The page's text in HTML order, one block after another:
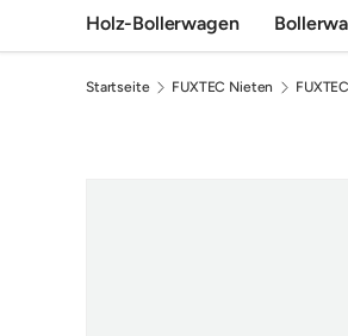
Holz-Bollerwagen
Startseite FUXTEC Nieten